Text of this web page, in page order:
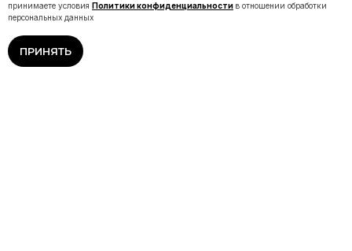
принимаете условия Политики конфиденциальности в отношении обработки
персональных данных
ПРИНЯТЬ